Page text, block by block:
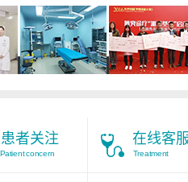
九对一服务 医院环境
患者关注
Patient concern
在线客
Treatment